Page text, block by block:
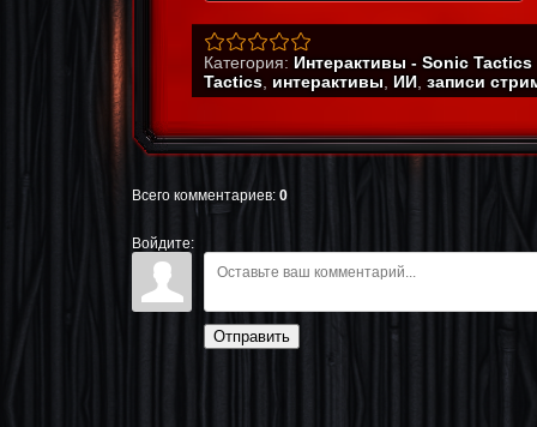
Категория: Интерактивы - Sonic Tactics
Tactics интерактивы ИИ записи
Всего комментариев: 0
Войдите:
Отправить